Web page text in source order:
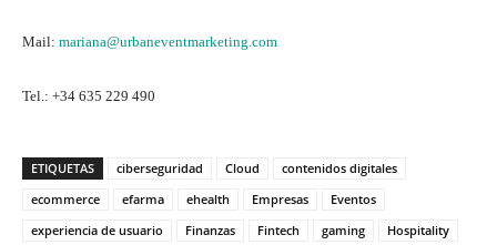
Mail: mariana@urbaneventmarketing.com
Tel.: +34 635 229 490
ETIQUETAS ciberseguridad Cloud
contenidos digitales
ecommerce
efarma ehealth Empresas
Eventos
experiencia de usuario
Finanzas Fintech gaming
Hospitality